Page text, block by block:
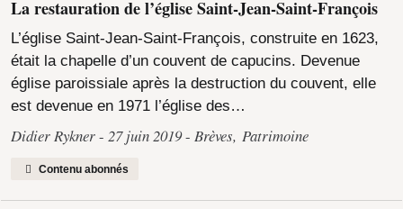
La restauration de l’église Saint-Jean-Saint-François
L’église Saint-Jean-Saint-François, construite en 1623,
était la chapelle d’un couvent de capucins. Devenue
église paroissiale après la destruction du couvent, elle
est devenue en 1971 l’église des…
Didier Rykner 27 juin 2019 Brèves,Patrimoine
Contenu abonnés